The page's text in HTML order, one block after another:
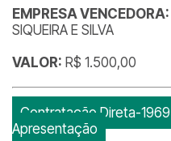
EMPRESA VENCEDORA:
SIQUEIRA E SILVA
VALOR: R$ 1.500,00
Contratação Direta-
Apresentação